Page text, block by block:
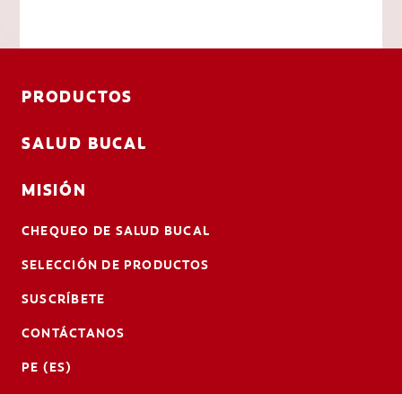
PRODUCTOS
SALUD BUCAL
MISIÓN
CHEQUEO DE SALUD BUCAL
SELECCIÓN DE PRODUCTOS
SUSCRÍBETE
CONTÁCTANOS
PE (ES)